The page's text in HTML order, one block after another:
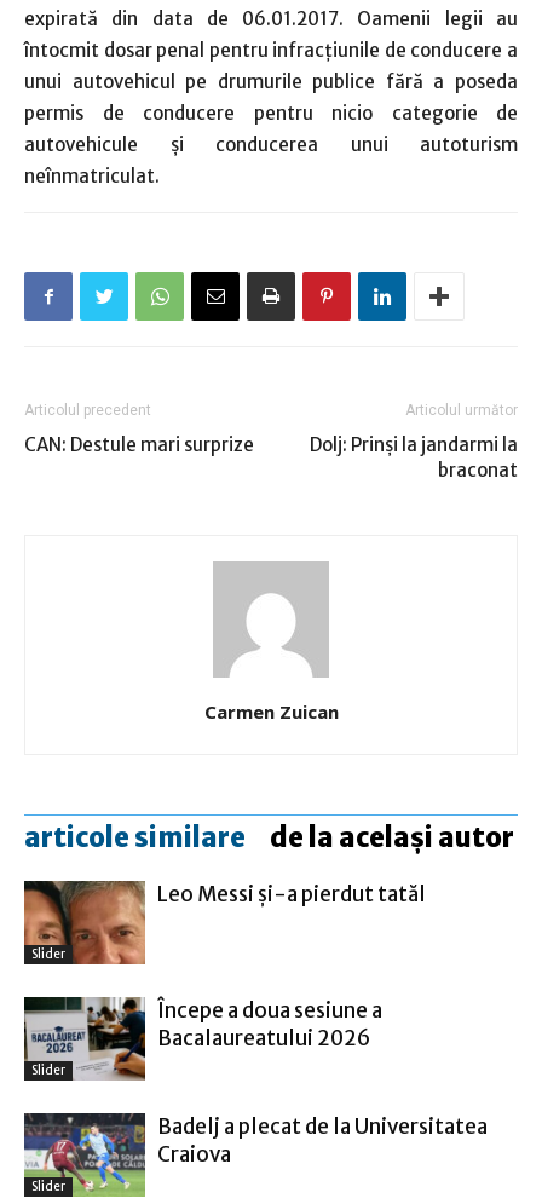
expirată din data de 06.01.2017. Oamenii legii au
întocmit dosar penal pentru infracţiunile de conducere a
unui autovehicul pe drumurile publice fără a poseda
permis de conducere pentru nicio categorie de
autovehicule şi conducerea unui autoturism
neînmatriculat.
Articolul precedent
CAN: Destule mari surprize
Articolul următor
Dolj: Prinşi la jandarmi la
braconat
Carmen Zuican
articole similare de la același autor
Slider
Leo Messi şi-a pierdut tatăl
Slider
Începe a doua sesiune a
Bacalaureatului 2026
Slider
Badelj a plecat de la Universitatea
Craiova